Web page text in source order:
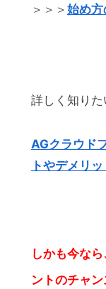
＞＞＞ 始め方
詳しく知り
AGクラウド
トやデメリ
しかも今な
ントのチャン